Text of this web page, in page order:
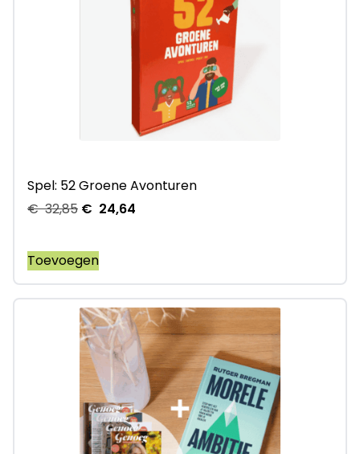
Spel: 52 Groene Avonturen
€32,85 € 24,64
Toevoegen